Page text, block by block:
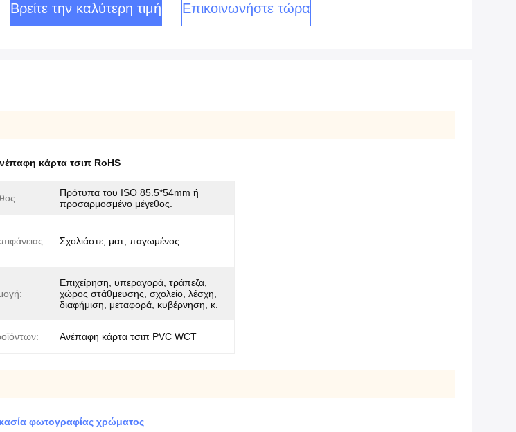
Βρείτε την καλύτερη τιμή Επικοινωνήστε τώρα
κάρτα τσιπ RoHS
Πρότυπα του ISO 85.5*54mm ή
προσαρμοσμένο μέγεθος.
Σχολιάστε, ματ, παγωμένος.
Επιχείρηση, υπεραγορά, τράπεζα,
χώρος στάθμευσης, σχολείο, λέσχη,
διαφήμιση, μεταφορά, κυβέρνηση, κ.
Ανέπαφη κάρτα τσιπ PVC WCT
φωτογραφίας χρώματος